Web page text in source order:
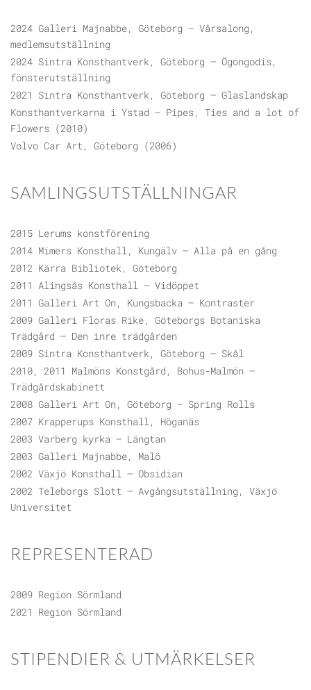
2024 Galleri Majnabbe, Göteborg – Vårsalong,
medlemsutställning
2024 Sintra Konsthantverk, Göteborg – Ögongodis,
fönsterutställning
2021 Sintra Konsthantverk, Göteborg – Glaslandskap
Konsthantverkarna i Ystad – Pipes, Ties and a lot of
Flowers (2010)
Volvo Car Art, Göteborg (2006)
SAMLINGSUTSTÄLLNINGAR
2015 Lerums konstförening
2014 Mimers Konsthall, Kungälv – Alla på en gång
2012 Kärra Bibliotek, Göteborg
2011 Alingsås Konsthall – Vidöppet
2011 Galleri Art On, Kungsbacka – Kontraster
2009 Galleri Floras Rike, Göteborgs Botaniska
Trädgård – Den inre trädgården
2009 Sintra Konsthantverk, Göteborg – Skål
2010, 2011 Malmöns Konstgård, Bohus-Malmön –
Trädgårdskabinett
2008 Galleri Art On, Göteborg – Spring Rolls
2007 Krapperups Konsthall, Höganäs
2003 Varberg kyrka – Längtan
2003 Galleri Majnabbe, Malö
2002 Växjö Konsthall – Obsidian
2002 Teleborgs Slott – Avgångsutställning, Växjö
Universitet
REPRESENTERAD
2009 Region Sörmland
2021 Region Sörmland
STIPENDIER & UTMÄRKELSER